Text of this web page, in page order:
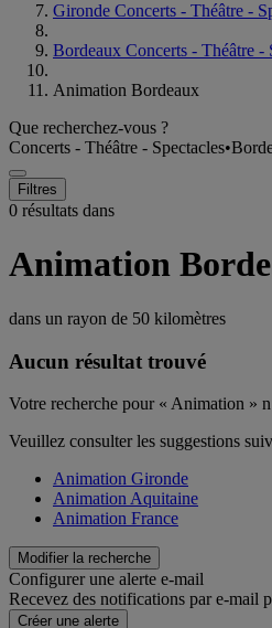
Gironde Concerts - Théâtre -
Bordeaux Concerts - Théâtre -
Animation Bordeaux
Que recherchez-vous ?
Concerts - Théâtre - Spectacles•
Filtres
0 résultats dans
Animation
dans un rayon de 50 kilomètres
Aucun résultat trouvé
Votre recherche pour « Animation »
Veuillez consulter les suggestions
Animation Gironde
Animation Aquitaine
Animation France
Modifier la recherche
Configurer une alerte e-mail
Recevez des notifications par e-mail
Créer une alerte